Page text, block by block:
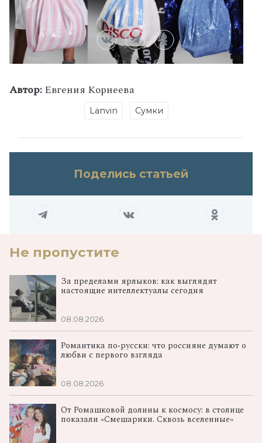
Автор:Евгения Корнеева
Lanvin Сумки
Поделись статьей
Не пропустите
За пределами ярлыков: как выглядят
настоящие интеллектуалы сегодня
08.08.2026
Романтика по‑русски: что россияне думают о
любви с первого взгляда
08.08.2026
От Ромашковой долины к космосу: в столице
показали «Смешарики. Сквозь вселенные»